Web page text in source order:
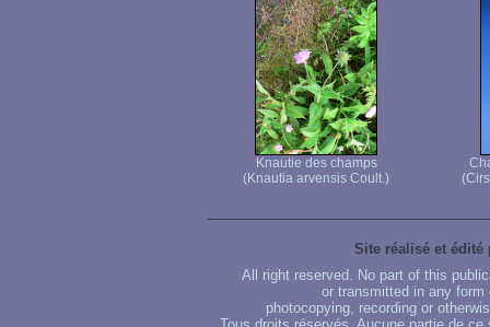
Knautie des champs
(Knautia arvensis Coult.)
Site réalisé et édité
All right reserved. No part of this
or transmitted in any
photocopying, recording or